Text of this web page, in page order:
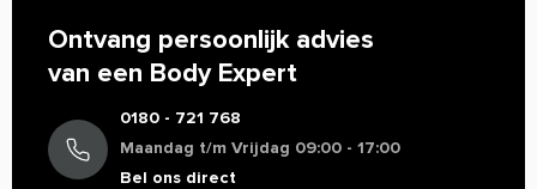
Ontvang persoonlijk advies
van een Body Expert
0180 - 721 768
Maandag t/m Vrijdag 09:00 - 17:00
Bel ons direct